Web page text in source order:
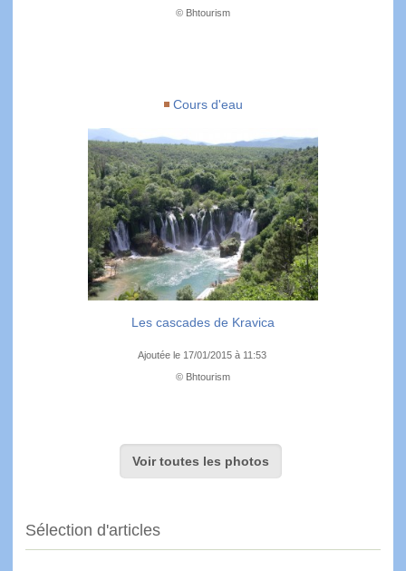
© Bhtourism
Cours d'eau
Les cascades de Kravica
Ajoutée le 17/01/2015 à 11:53
© Bhtourism
Voir toutes les photos
Sélection d'articles